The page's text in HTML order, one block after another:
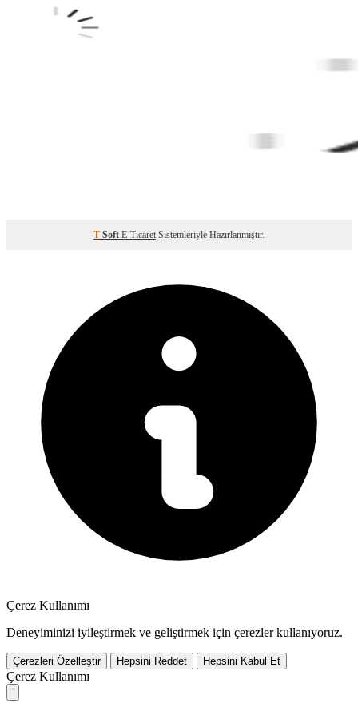
T-Soft E-Ticaret Sistemleriyle Hazırlanmıştır.
Çerez Kullanımı
Deneyiminizi iyileştirmek ve geliştirmek için çerezler kullanıyoruz.
Çerezleri Özelleştir Hepsini Reddet Hepsini Kabul Et
Çerez Kullanımı